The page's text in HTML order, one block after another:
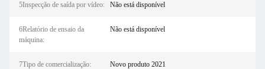
5Inspecção de saída por vídeo: Não está disponível
6Relatório de ensaio da
máquina:
Não está disponível
7Tipo de comercialização: Novo produto 2021